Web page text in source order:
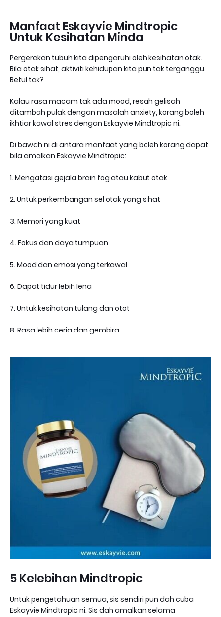
Manfaat Eskayvie Mindtropic
Untuk Kesihatan Minda
Pergerakan tubuh kita dipengaruhi oleh kesihatan otak.
Bila otak sihat, aktiviti kehidupan kita pun tak terganggu.
Betul tak?
Kalau rasa macam tak ada mood, resah gelisah
ditambah pulak dengan masalah anxiety, korang boleh
ikhtiar kawal stres dengan Eskayvie Mindtropic ni.
Di bawah ni di antara manfaat yang boleh korang dapat
bila amalkan Eskayvie Mindtropic:
1. Mengatasi gejala brain fog atau kabut otak
2. Untuk perkembangan sel otak yang sihat
3. Memori yang kuat
4. Fokus dan daya tumpuan
5. Mood dan emosi yang terkawal
6. Dapat tidur lebih lena
7. Untuk kesihatan tulang dan otot
8. Rasa lebih ceria dan gembira
5 Kelebihan Mindtropic
Untuk pengetahuan semua, sis sendiri pun dah cuba
Eskayvie Mindtropic ni. Sis dah amalkan selama